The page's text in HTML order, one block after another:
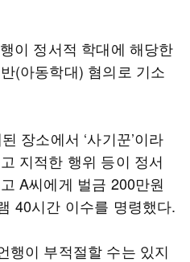
이 정서적 학대에 해당한
(아동학대) 혐의로 기소
장소에서 ‘사기꾼’이라
지적한 행위 등이 정서
A씨에게 벌금 200만원
40시간 이수를 명령했다.
행이 부적절할 수는 있지